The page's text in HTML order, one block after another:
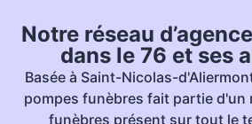
Notre réseau
dans le 76 et ses
Basée à Saint-Nicolas-
pompes funèbres fait partie d'un
funèbres présent sur tout le